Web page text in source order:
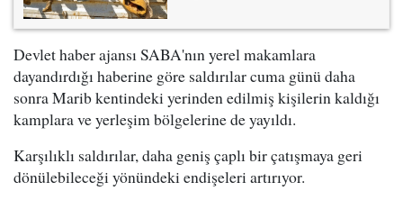
Devlet haber ajansı SABA'nın yerel makamlara
dayandırdığı haberine göre saldırılar cuma günü daha
sonra Marib kentindeki yerinden edilmiş kişilerin kaldığı
kamplara ve yerleşim bölgelerine de yayıldı.
Karşılıklı saldırılar, daha geniş çaplı bir çatışmaya geri
dönülebileceği yönündeki endişeleri artırıyor.